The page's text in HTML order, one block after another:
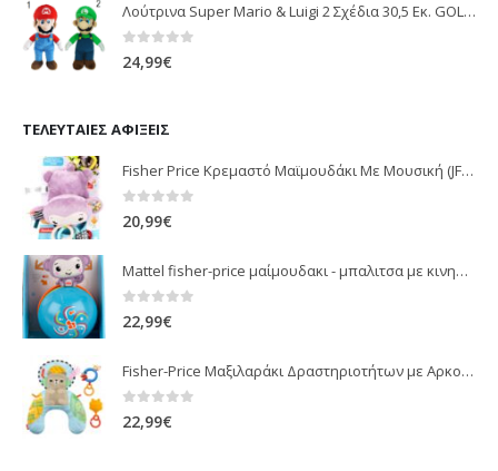
Λούτρινα Super Mario & Luigi 2 Σχέδια 30,5 Εκ. GOL13769
0 out of 5
24,99€
ΤΕΛΕΥΤΑΊΕΣ ΑΦΊΞΕΙΣ
Fisher Price Κρεμαστό Μαϊμουδάκι Με Μουσική (JFF02)
0 out of 5
20,99€
Mattel fisher-price μαίμουδακι - μπαλιτσα με κινηση JLB95
22,99€
Fisher-Price Μαξιλαράκι Δραστηριοτήτων με Αρκουδάκι (JHB44)
22,99€